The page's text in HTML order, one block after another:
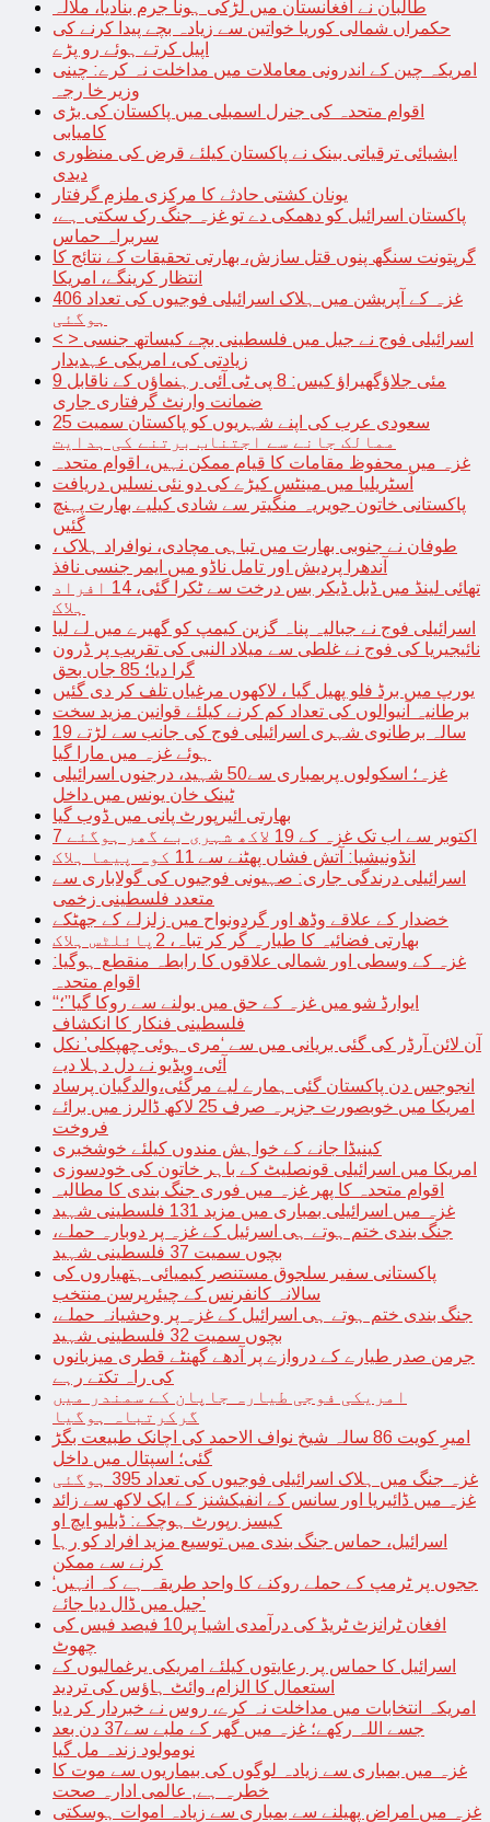
طالبان نے افغانستان میں لڑکی ہونا جرم بنادیا، ملالہ
حکمراں شمالی کوریا خواتین سے زیادہ بچے پیدا کرنے کی
اپیل کرتے ہوئے رو پڑے
امریکہ چین کے اندرونی معاملات میں مداخلت نہ کرے: چینی
وزیر خا رجہ
اقوام متحدہ کی جنرل اسمبلی میں پاکستان کی بڑی
کامیابی
ایشیائی ترقیاتی بینک نے پاکستان کیلئے قرض کی منظوری
دیدی
یونان کشتی حادثے کا مرکزی ملزم گرفتار
پاکستان اسرائیل کو دھمکی دے تو غزہ جنگ رک سکتی ہے،
سربراہ حماس
گرپتونت سنگھ پنوں قتل سازش، بھارتی تحقیقات کے نتائج کا
انتظار کرینگے، امریکا
غزہ کے آپریشن میں ہلاک اسرائیلی فوجیوں کی تعداد 406
ہوگئی
< > اسرائیلی فوج نے جیل میں فلسطینی بچے کیساتھ جنسی
زیادتی کی، امریکی عہدیدار
9 مئی جلاؤگھیراؤ کیس: 8 پی ٹی آئی رہنماؤں کے ناقابل
ضمانت وارنٹ گرفتاری جاری
سعودی عرب کی اپنے شہریوں کو پاکستان سمیت 25
ممالک جانے سے اجتناب برتنے کی ہدایت
غزہ میں محفوظ مقامات کا قیام ممکن نہیں، اقوام متحدہ
آسٹریلیا میں مینٹس کیڑے کی دو نئی نسلیں دریافت
پاکستانی خاتون جویریہ منگیتر سے شادی کیلیے بھارت پہنچ
گئیں
طوفان نے جنوبی بھارت میں تباہی مچادی، نوافراد ہلاک ،
آندھرا پردیش اور تامل ناڈو میں ایمر جنسی نافذ
تھائی لینڈ میں ڈبل ڈیکر بس درخت سے ٹکرا گئی، 14 افراد
ہلاک
اسرائیلی فوج نے جبالیہ پناہ گزین کیمپ کو گھیرے میں لے لیا
نائیجیریا کی فوج نے غلطی سے میلاد النبی کی تقریب پر ڈرون
گرا دیا؛ 85 جاں بحق
یورپ میں برڈ فلو پھیل گیا ، لاکھوں مرغیاں تلف کر دی گئیں
برطانیہ آنیوالوں کی تعداد کم کرنے کیلئے قوانین مزید سخت
19 سالہ برطانوی شہری اسرائیلی فوج کی جانب سے لڑتے
ہوئے غزہ میں مارا گیا
غزہ؛ اسکولوں پربمباری سے50 شہید، درجنوں اسرائیلی
ٹینک خان یونس میں داخل
بھارتی ائیرپورٹ پانی میں ڈوب گیا
7 اکتوبر سے اب تک غزہ کے 19 لاکھ شہری بے گھر ہوگئے
انڈونیشیا: آتش فشاں پھٹنے سے 11 کوہ پیما ہلاک
اسرائیلی درندگی جاری: صہیونی فوجیوں کی گولاباری سے
متعدد فلسطینی زخمی
خضدار کے علاقے وڈھ اور گردونواح میں زلزلے کے جھٹکے
بھارتی فضائیہ کا طیارہ گر کر تباہ، 2پائلٹس ہلاک
غزہ کے وسطی اور شمالی علاقوں کا رابطہ منقطع ہوگیا:
اقوام متحدہ
“ایوارڈ شو میں غزہ کے حق میں بولنے سے روکا گیا”؛
فلسطینی فنکار کا انکشاف
آن لائن آرڈر کی گئی بریانی میں سے ‘مری ہوئی چھپکلی’ نکل
آئی، ویڈیو نے دل دہلا دیے
انجوجس دن پاکستان گئی ہمارے لیے مرگئی،والدگیان پرساد
امریکا میں خوبصورت جزیرہ صرف 25 لاکھ ڈالرز میں برائے
فروخت
کینیڈا جانے کے خواہش مندوں کیلئے خوشخبری
امریکا میں اسرائیلی قونصلیٹ کے باہر خاتون کی خودسوزی
اقوام متحدہ کا پھر غزہ میں فوری جنگ بندی کا مطالبہ
غزہ میں اسرائیلی بمباری میں مزید 131 فلسطینی شہید
جنگ بندی ختم ہوتے ہی اسرئیل کے غزہ پر دوبارہ حملے،
بچوں سمیت 37 فلسطینی شہید
پاکستانی سفیر سلجوق مستنصر کیمیائی ہتھیاروں کی
سالانہ کانفرنس کے چیئرپرسن منتخب
جنگ بندی ختم ہوتے ہی اسرائیل کے غزہ پر وحشیانہ حملے،
بچوں سمیت 32 فلسطینی شہید
جرمن صدر طیارے کے دروازے پر آدھے گھنٹے قطری میزبانوں
کی راہ تکتے رہے
امریکی فوجی طیارہ جاپان کے سمندر میں
گرکرتباہ ہوگیا
امیرِ کویت 86 سالہ شیخ نواف الاحمد کی اچانک طبیعت بگڑ
گئی؛ اسپتال میں داخل
غزہ جنگ میں ہلاک اسرائیلی فوجیوں کی تعداد 395 ہوگئی
غزہ میں ڈائیریا اور سانس کے انفیکشنز کے ایک لاکھ سے زائد
کیسز رپورٹ ہوچکے: ڈبلیو ایچ او
اسرائیل، حماس جنگ بندی میں توسیع مزید افراد کو رہا
کرنے سے ممکن
‘ججوں پر ٹرمپ کے حملے روکنے کا واحد طریقہ ہے کہ انہیں
جیل میں ڈال دیا جائے’
افغان ٹرانزٹ ٹریڈ کی درآمدی اشیا پر10 فیصد فیس کی
چھوٹ
اسرائیل کا حماس پر رعایتوں کیلئے امریکی یرغمالیوں کے
استعمال کا الزام، وائٹ ہاؤس کی تردید
امریکہ انتخابات میں مداخلت نہ کرے، روس نے خبردار کر دیا
جسے اللہ رکھے؛ غزہ میں گھر کے ملبے سے37 دن بعد
نومولود زندہ مل گیا
غزہ میں بمباری سے زیادہ لوگوں کی بیماریوں سے موت کا
خطرہ ہے, عالمی ادارہ صحت
غزہ میں امراض پھیلنے سے بمباری سے زیادہ اموات ہوسکتی